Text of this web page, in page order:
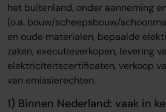
het buitenland, onder aanneming
(o.a. bouw/scheepsbouw/
en oude materialen, bepaalde
zaken, executieverkopen, levering
elektriciteitscertificaten, verkoop
van emissierechten.
1) Binnen Nederland: vaak in